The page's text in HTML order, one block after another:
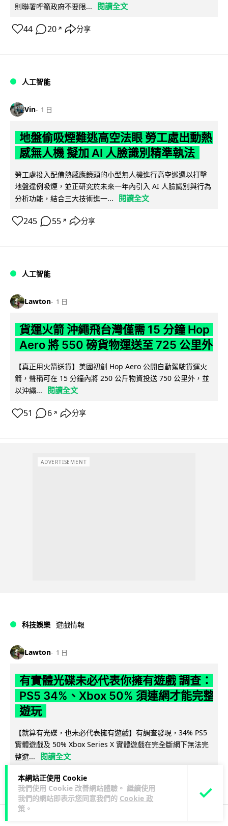
本網站正使用 Cookie
我們使用 Cookie 改善網站體驗。 繼續使用
我們的網站即表示您同意我們的 Cookie 政
策 。
則聯署呼籲政府不要限...
閱讀全文
44 20 ↗ 分享
人工智能
Vin 1 日
地盤偷吸煙難逃高空法眼 勞工處出動熱
感無人機 擬加 AI 人臉識別精準執法
勞工處投入配備熱感應鏡頭的小型無人機進行高空巡邏以打擊
地盤違例吸煙，並正研究於未來一年內引入 AI 人臉識別與行為
分析功能，結合三大技術進一...
閱讀全文
245 55 ↗ 分享
人工智能
Lawton 1 日
貨運火箭 沖繩飛台灣僅需 15 分鐘 Hop
Aero 將 550 磅貨物運送至 725 公里外
【真正用火箭送貨】美國初創 Hop Aero 公開自動駕駛貨運火
箭，聲稱可在 15 分鐘內將 250 公斤物資投送 750 公里外，並
以沖繩...
閱讀全文
51 6 ↗ 分享
ADVERTISEMENT
科技娛樂 遊戲情報
Lawton 1 日
有實體光碟未必代表你擁有遊戲 調查：
PS5 34%、Xbox 50% 須連網才能完整
遊玩
【就算有光碟，也未必代表擁有遊戲】有調查發現，34% PS5
實體遊戲及 50% Xbox Series X 實體遊戲在完全斷網下無法完
整遊...
閱讀全文
215 113↗ 分享